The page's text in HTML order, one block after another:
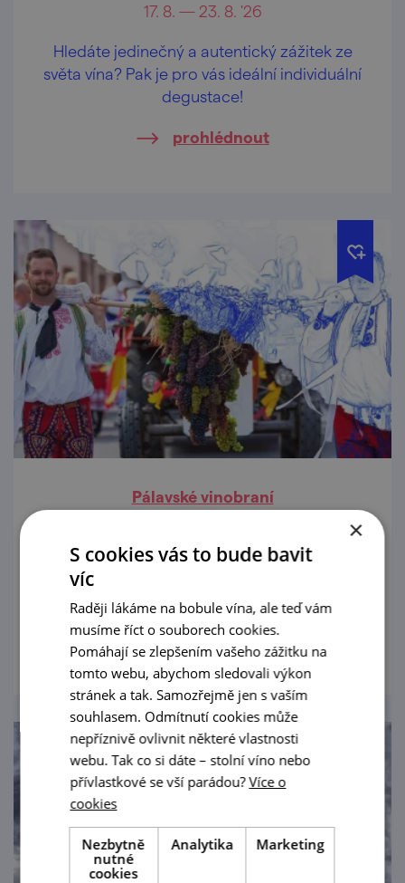
17. 8. — 23. 8. '26
Hledáte jedinečný a autentický zážitek ze
světa vína? Pak je pro vás ideální individuální
degustace!
prohlédnout
Pálavské vinobraní
Mikulov, město s vůní jihu, vás zve na
prohlédnout
×
S cookies vás to bude bavit
víc
Raději lákáme na bobule vína, ale teď vám
musíme říct o souborech cookies.
Pomáhají se zlepšením vašeho zážitku na
tomto webu, abychom sledovali výkon
stránek a tak. Samozřejmě jen s vaším
souhlasem. Odmítnutí cookies může
nepříznivě ovlivnit některé vlastnosti
webu. Tak co si dáte – stolní víno nebo
přívlastkové se vší parádou?Více o
cookies
Nezbytně
nutné
cookies
Analytika Marketing